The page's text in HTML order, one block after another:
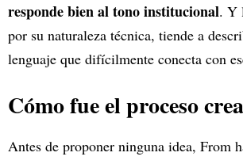
responde bien al tono institucional. Y
por su naturaleza técnica, tiende a
lenguaje que difícilmente conecta con
Cómo fue el proceso
Antes de proponer ninguna idea, From